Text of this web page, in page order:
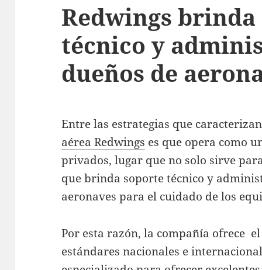
Redwings
técnico y
dueños de
Entre las estrategias que
aérea Redwings es que opera como
privados, lugar que no solo sirve
que brinda soporte técnico y
aeronaves para el cuidado de los
Por esta razón, la compañía ofrece
estándares nacionales e